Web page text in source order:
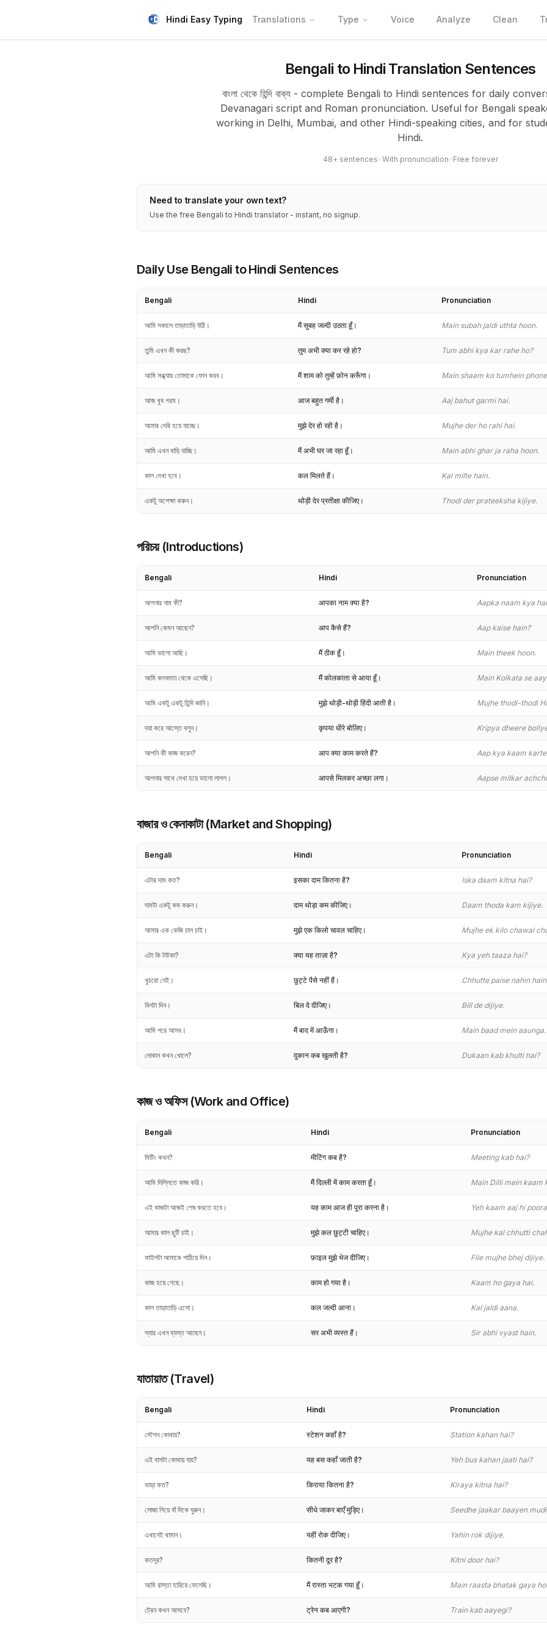
Hindi Easy Typing Translations Type Voice Analyze Clean
Bengali to Hindi Translation Sentences
বাংলা থেকে হিন্দি বাক্য - complete Bengali to Hindi sentences for daily
Devanagari script and Roman pronunciation. Useful for Bengali
working in Delhi, Mumbai, and other Hindi-speaking cities, and for
Hindi.
48+ sentences With pronunciation Free forever
Need to translate your own text?
Use the free Bengali to Hindi translator - instant, no signup.
Daily Use Bengali to Hindi Sentences
Bengali Hindi Pronunciation
আমি সকালে তাড়াতাড়ি উঠি। मैं सुबह जल्दी उठता हूँ। Main subah jaldi uthta hoon.
তুমি এখন কী করছ? तुम अभी क्या कर रहे हो? Tum abhi kya kar rahe ho?
আমি সন্ধ্যায় তোমাকে ফোন করব। मैं शाम को तुम्हें फ़ोन करूँगा। Main shaam ko tumhein
আজ খুব গরম। आज बहुत गर्मी है। Aaj bahut garmi hai.
আমার দেরি হয়ে যাচ্ছে। मुझे देर हो रही है। Mujhe der ho rahi hai.
আমি এখন বাড়ি যাচ্ছি। मैं अभी घर जा रहा हूँ। Main abhi ghar ja raha hoon.
কাল দেখা হবে। कल मिलते हैं। Kal milte hain.
একটু অপেক্ষা করুন। थोड़ी देर प्रतीक्षा कीजिए। Thodi der prateeksha kijiye.
পরিচয় (Introductions)
Bengali Hindi Pronunciation
আপনার নাম কী? आपका नाम क्या है? Aapka naam kya
আপনি কেমন আছেন? आप कैसे हैं? Aap kaise hain?
আমি ভালো আছি। मैं ठीक हूँ। Main theek hoon.
আমি কলকাতা থেকে এসেছি। मैं कोलकाता से आया हूँ। Main Kolkata se
আমি একটু একটু হিন্দি জানি। मुझे थोड़ी-थोड़ी हिंदी आती है। Mujhe thodi-thodi
দয়া করে আস্তে বলুন। कृपया धीरे बोलिए। Kripya dheere
আপনি কী কাজ করেন? आप क्या काम करते हैं? Aap kya kaam
আপনার সাথে দেখা হয়ে ভালো লাগল। आपसे मिलकर अच्छा लगा। Aapse milkar
বাজার ও কেনাকাটা (Market and Shopping)
Bengali Hindi Pronunciation
এটার দাম কত? इसका दाम कितना है? Iska daam kitna hai?
দামটা একটু কম করুন। दाम थोड़ा कम कीजिए। Daam thoda kam kijiye.
আমার এক কেজি চাল চাই। मुझे एक किलो चावल चाहिए। Mujhe ek kilo chawal
এটা কি টাটকা? क्या यह ताज़ा है? Kya yeh taaza hai?
খুচরো নেই। छुट्टे पैसे नहीं हैं। Chhutte paise nahin
বিলটা দিন। बिल दे दीजिए। Bill de dijiye.
আমি পরে আসব। मैं बाद में आऊँगा। Main baad mein aaunga.
দোকান কখন খোলে? दुकान कब खुलती है? Dukaan kab khulti hai?
কাজ ও অফিস (Work and Office)
Bengali Hindi Pronunciation
মিটিং কখন? मीटिंग कब है? Meeting kab hai?
আমি দিল্লিতে কাজ করি। मैं दिल्ली में काम करता हूँ। Main Dilli mein kaam
এই কাজটা আজই শেষ করতে হবে। यह काम आज ही पूरा करना है। Yeh kaam aaj hi
আমার কাল ছুটি চাই। मुझे कल छुट्टी चाहिए। Mujhe kal chhutti
ফাইলটা আমাকে পাঠিয়ে দিন। फ़ाइल मुझे भेज दीजिए। File mujhe bhej dijiye.
কাজ হয়ে গেছে। काम हो गया है। Kaam ho gaya hai.
কাল তাড়াতাড়ি এসো। कल जल्दी आना। Kal jaldi aana.
স্যার এখন ব্যস্ত আছেন। सर अभी व्यस्त हैं। Sir abhi vyast hain.
যাতায়াত (Travel)
Bengali Hindi Pronunciation
স্টেশন কোথায়? स्टेशन कहाँ है? Station kahan hai?
এই বাসটা কোথায় যায়? यह बस कहाँ जाती है? Yeh bus kahan jaati hai?
ভাড়া কত? किराया कितना है? Kiraya kitna hai?
সোজা গিয়ে বাঁ দিকে ঘুরুন। सीधे जाकर बाएँ मुड़िए। Seedhe jaakar baayen
এখানেই থামান। यहीं रोक दीजिए। Yahin rok dijiye.
কতদূর? कितनी दूर है? Kitni door hai?
আমি রাস্তা হারিয়ে ফেলেছি। मैं रास्ता भटक गया हूँ। Main raasta bhatak gaya
ট্রেন কখন আসবে? ट्रेन कब आएगी? Train kab aayegi?